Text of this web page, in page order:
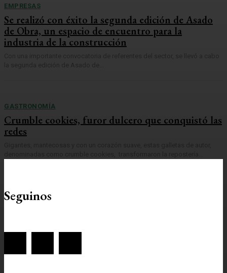
EMPRESAS
Se realizó con éxito la segunda edición de Asado
de Obra, un espacio de encuentro para la
industria de la construcción
GASTRONOMÍA
Crumble cookies, furor dulcero que conquistó las
redes
Seguinos